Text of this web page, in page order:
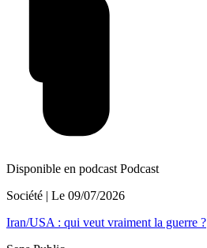
Disponible en podcast Podcast
Société | Le 09/07/2026
Iran/USA : qui veut vraiment la guerre ?